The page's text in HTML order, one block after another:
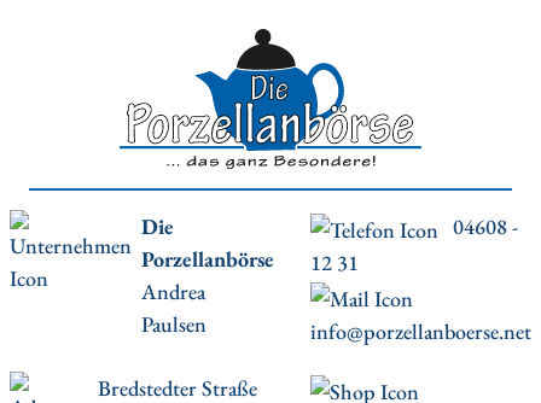
Die
Porzellanbörse
Andrea
Paulsen
04608 -
12 31
info@porzellanboerse.net
Bredstedter Straße